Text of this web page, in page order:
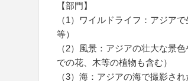
【部門】
（1）ワイルドライフ：アジア
等）
（2）風景：アジアの壮大な景
での花、木等の植物も含む）
（3）海：アジアの海で撮影さ